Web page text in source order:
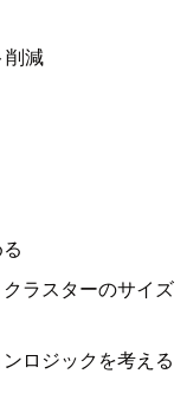
削減
ラスターのサイズ
ロジックを考える